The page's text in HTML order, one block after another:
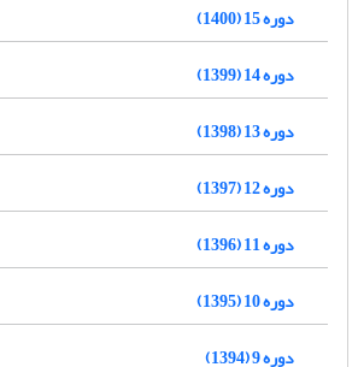
دوره 15 (1400)
دوره 14 (1399)
دوره 13 (1398)
دوره 12 (1397)
دوره 11 (1396)
دوره 10 (1395)
دوره 9 (1394)